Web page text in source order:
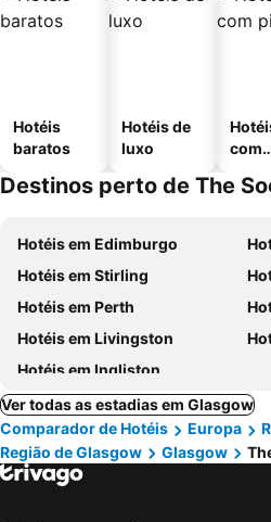
Hotéis
baratos
Hotéis de
luxo
com
Destinos perto de The
Hotéis em Edimburgo
Hotéis em Stirling
Hotéis em Perth
Hotéis em Livingston
Hotéis em Ingliston
Ver todas as estadias em Glasgow
Comparador de Hotéis
Europa
Região de Glasgow
Glasgow